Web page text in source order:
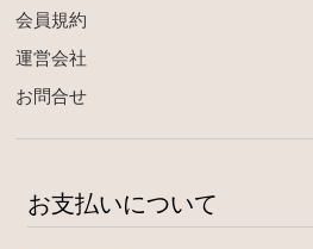
会員規約
運営会社
お問合せ
お支払いについて